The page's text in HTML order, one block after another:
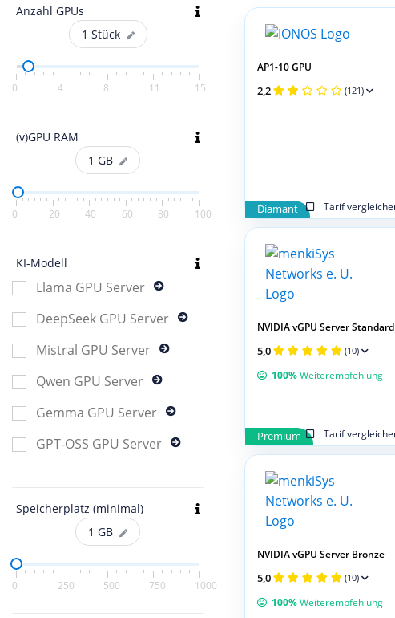
Anzahl GPUs
1 Stück
0 4 8 11 15
(v)GPU RAM
1 GB
0 20 40 60 80 100
KI-Modell
Llama GPU Server
DeepSeek GPU Server
Mistral GPU Server
Qwen GPU Server
Gemma GPU Server
GPT-OSS GPU Server
Speicherplatz (minimal)
1 GB
0 250 500 750 1000
Diamant
Tarif
AP1-10 GPU
2,2 (121)
Premium
Tarif
NVIDIA vGPU Server Standard
5,0 (10)
100%Weiterempfehlung
NVIDIA vGPU Server Bronze
5,0 (10)
100%Weiterempfehlung